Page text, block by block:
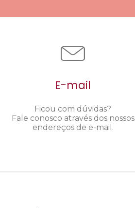
E-mail
Ficou com dúvidas?
Fale conosco através dos nossos
endereços de e-mail.